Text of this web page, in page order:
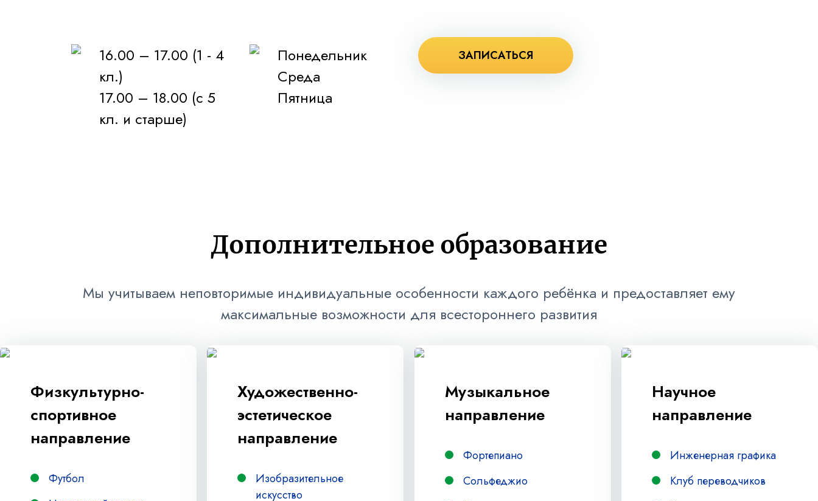
16.00 – 17.00 (1 - 4
кл.)
17.00 – 18.00 (с 5
кл. и старше)
Понедельник
Среда
Пятница
ЗАПИСАТЬСЯ
Дополнительное образование
Мы учитываем неповторимые индивидуальные особенности каждого ребёнка и предоставляет ему
максимальные возможности для всестороннего развития
Физкультурно-
спортивное
направление
Футбол
Художественно-
эстетическое
направление
Изобразительное
искусство
Музыкальное
направление
Фортепиано
Сольфеджио
Научное
направление
Инженерная графика
Клуб переводчиков